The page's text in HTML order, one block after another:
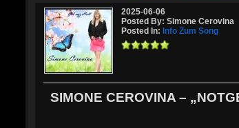
2025-06-06
Posted By: Simone Cerovina
Posted In: Info Zum Song
SIMONE CEROVINA –